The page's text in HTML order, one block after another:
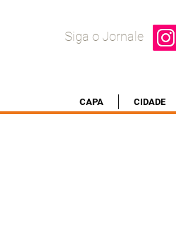
Siga o Jornale
CAPA CIDADE